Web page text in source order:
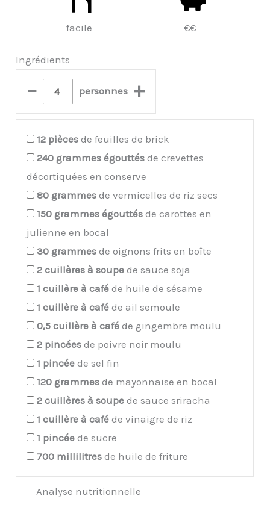
facile €€
Ingrédients
– personnes +
12 pièces de feuilles de brick
240 grammes égouttés de crevettes
décortiquées en conserve
80 grammes de vermicelles de riz secs
150 grammes égouttés de carottes en
julienne en bocal
30 grammes de oignons frits en boîte
2 cuillères à soupe de sauce soja
1 cuillère à café de huile de sésame
1 cuillère à café de ail semoule
0,5 cuillère à café de gingembre moulu
2 pincées de poivre noir moulu
1 pincée de sel fin
120 grammes de mayonnaise en bocal
2 cuillères à soupe de sauce sriracha
1 cuillère à café de vinaigre de riz
1 pincée de sucre
700 millilitres de huile de friture
Analyse nutritionnelle